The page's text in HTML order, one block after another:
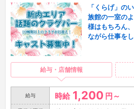
「くらげ」の
族館の一室の
様はもちろん
ながら仕事を
給与・店舗情報
給与 時給 1,200 円～